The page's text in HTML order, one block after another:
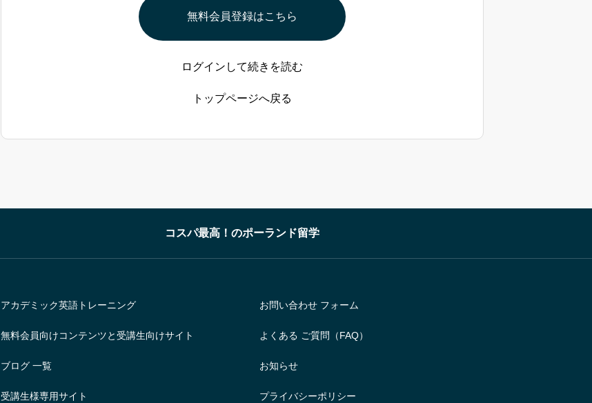
無料会員登録はこちら
ログインして続きを読む
トップページへ戻る
コスパ最高！のポーランド留学
アカデミック英語トレーニング
無料会員向けコンテンツと受講生向けサイト
ブログ 一覧
受講生様専用サイト
お問い合わせ フォーム
よくある ご質問（FAQ）
お知らせ
プライバシーポリシー